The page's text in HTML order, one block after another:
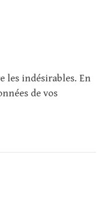
les indésirables. En
de vos